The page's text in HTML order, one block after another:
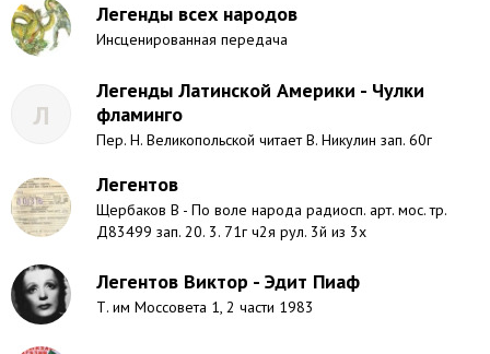
Легенды всех народов
Инсценированная передача
Л
Легенды Латинской Америки - Чулки
фламинго
Пер. Н. Великопольской читает В. Никулин зап. 60г
Легентов
Щербаков В - По воле народа радиосп. арт. мос. тр.
Д83499 зап. 20. 3. 71г ч2я рул. 3й из 3х
Легентов Виктор - Эдит Пиаф
Т. им Моссовета 1, 2 части 1983